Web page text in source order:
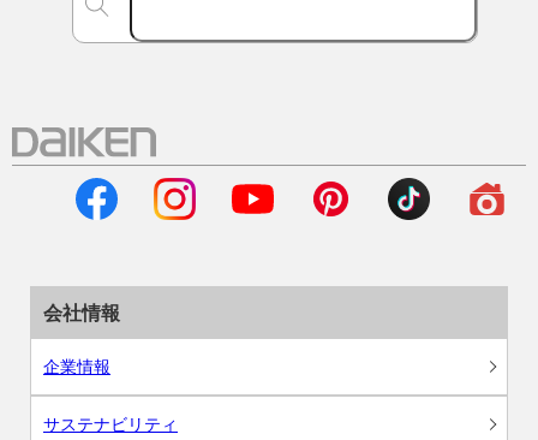
会社情報
企業情報
サステナビリティ